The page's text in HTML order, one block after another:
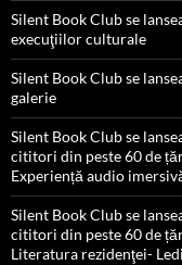
Silent Book Club se
execuţiilor culturale
Silent Book Club se
galerie
Silent Book Club se
cititori din peste 60 de
Experiență audio
Silent Book Club se
cititori din peste 60 de
Literatura rezidenţei-